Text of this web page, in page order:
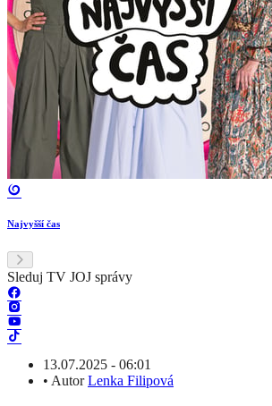
Najvyšší čas
Sleduj TV JOJ správy
13.07.2025 - 06:01
• AutorLenka Filipová